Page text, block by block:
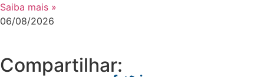
Saiba mais »
06/08/2026
Compartilhar: